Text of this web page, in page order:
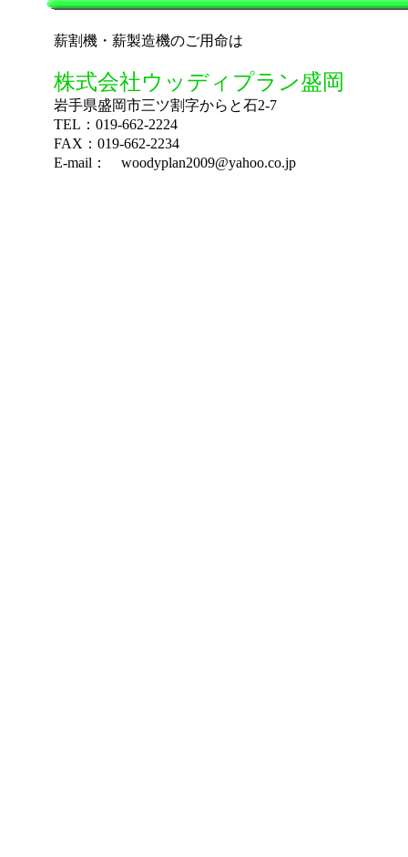
薪割機・薪製造機のご用命は
株式会社ウッディプラン盛岡
岩手県盛岡市三ツ割字からと石2-7
TEL：019-662-2224
FAX：019-662-2234
E-mail： woodyplan2009@yahoo.co.jp